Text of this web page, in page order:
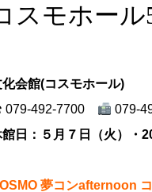
スモホー
化会館(コスモホール)
079-492-7700
079-
日：５月７日（火）・
夢コンafternoon